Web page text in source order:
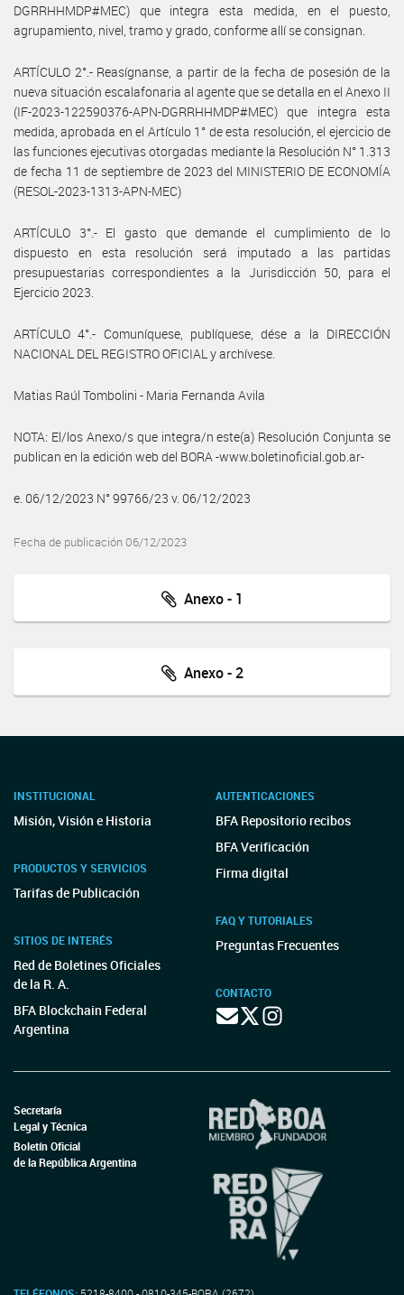
DGRRHHMDP#MEC) que integra esta medida, en el puesto,
agrupamiento, nivel, tramo y grado, conforme allí se consignan.
ARTÍCULO 2°.- Reasígnanse, a partir de la fecha de posesión de la
nueva situación escalafonaria al agente que se detalla en el Anexo II
(IF-2023-122590376-APN-DGRRHHMDP#MEC) que integra esta
medida, aprobada en el Artículo 1° de esta resolución, el ejercicio de
las funciones ejecutivas otorgadas mediante la Resolución N° 1.313
de fecha 11 de septiembre de 2023 del MINISTERIO DE ECONOMÍA
(RESOL-2023-1313-APN-MEC)
ARTÍCULO 3°.- El gasto que demande el cumplimiento de lo
dispuesto en esta resolución será imputado a las partidas
presupuestarias correspondientes a la Jurisdicción 50, para el
Ejercicio 2023.
ARTÍCULO 4°.- Comuníquese, publíquese, dése a la DIRECCIÓN
NACIONAL DEL REGISTRO OFICIAL y archívese.
Matias Raúl Tombolini - Maria Fernanda Avila
NOTA: El/los Anexo/s que integra/n este(a) Resolución Conjunta se
publican en la edición web del BORA -www.boletinoficial.gob.ar-
e. 06/12/2023 N° 99766/23 v. 06/12/2023
Fecha de publicación 06/12/2023
Anexo - 1
Anexo - 2
INSTITUCIONAL
Misión, Visión e Historia
PRODUCTOS Y SERVICIOS
Tarifas de Publicación
SITIOS DE INTERÉS
Red de Boletines Oficiales
de la R. A.
BFA Blockchain Federal
Argentina
AUTENTICACIONES
BFA Repositorio recibos
BFA Verificación
Firma digital
FAQ Y TUTORIALES
Preguntas Frecuentes
CONTACTO
Secretaría
Legal y Técnica
Boletín Oficial
de la República Argentina